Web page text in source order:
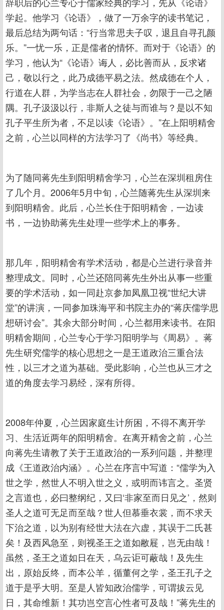
学起。他学习《论语》，做了一万余字的读书笔记，
最后总结为两句话：“行当常思夫子叹，退且自寻孔颜
乐。”一忧一乐，正是儒者的情怀。而对于《论语》的
学习，他认为“《论语》诲人，必比善而从，反求诸
己，敬以行之，此乃成德平易之法。然成德在个人，
行道在人群，为学当志在人群社会，勿限于一己之陋
隅。孔子汲汲以行，非斯人之徒与而谁与？是以不知
孔子平生所为者，不足以读《论语》。”在上阳明精舍
之前，心兰以同样的方法学习了《尚书》等经典。
为了随同蒋先生到阳明精舍学习，心兰在深圳租房住
了几个月。2006年5月中旬，心兰随蒋先生从深圳来
到阳明精舍。此后，心兰长住于阳明精舍，一边读
书，一边协助蒋先生处理一些学术上的事务。
那几年，阳明精舍有学术活动，都是心兰进行录音并
整理成文。同时，心兰还陪同蒋先生外出从事一些重
要的学术活动，如一同赴京参加凤凰卫视“世纪大讲
堂”的讲演，一同参加珠海平和书院主办的“蒋庆儒学思
想研讨会”。其余大部分时间，心兰都用来读书。在阳
明精舍期间，心兰专心于学习阳明学与《周易》。蒋
先生研究儒学的核心思想之一是王道政治三重合法
性，以三才之道为基础。受此影响，心兰也从三才之
道的角度去学习易经，深有所得。
2008年仲夏，心兰因家庭生计所困，不得不离开学
习、生活近两年的阳明精舍。在离开精舍之前，心兰
向蒋先生请教了关于王道政治的一系列问题，并整理
成《王道政治内涵》。心兰在序言中写道：“儒学为入
世之学，然世人不明入世之义，或明而讳言之。圣贤
之言道也，必曰整纲纪，又曰‘非家至而日见之’，然则
圣人之道可无足而至哉？世人但慕垂衣裳，而不求天
下治之道，以为别有经世大法在六虚，其误于二氏甚
矣！及西风急至，则视圣王之道如敝屣，岂无由哉！
虽然，圣王之道如日在天，乌云讵可蔽哉！及先生
出，原始反终，而本公羊，循董何之学，圣王孔子之
道于是乎大明。至是人皆知政治儒学，可谓拔云见
日，其命维新！其功岂空言心性者可及哉！”蒋先生的